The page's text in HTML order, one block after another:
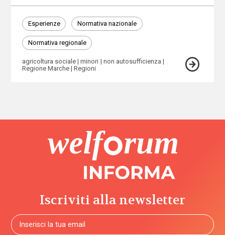
Esperienze Normativa nazionale
Normativa regionale
agricoltura sociale minori
non autosufficienza
Regione Marche
Regioni
Iscriviti alla newsletter